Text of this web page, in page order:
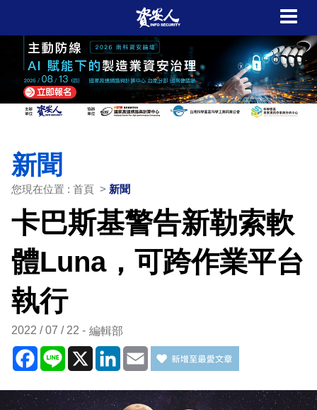
新聞
您現在位置 : 首頁 > 新聞
卡巴斯基警告新勒索軟
體Luna，可跨作業平台
執行
2022 / 07 / 22 編輯部
Facebook
Line X LinkedIn
Email